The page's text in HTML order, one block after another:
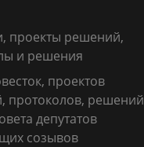
проекты решений,
и решения
проектов
протоколов, решений
депутатов
созывов